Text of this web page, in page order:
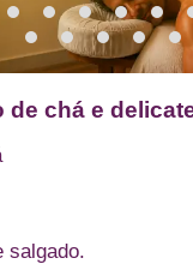
de chá e
salgado.